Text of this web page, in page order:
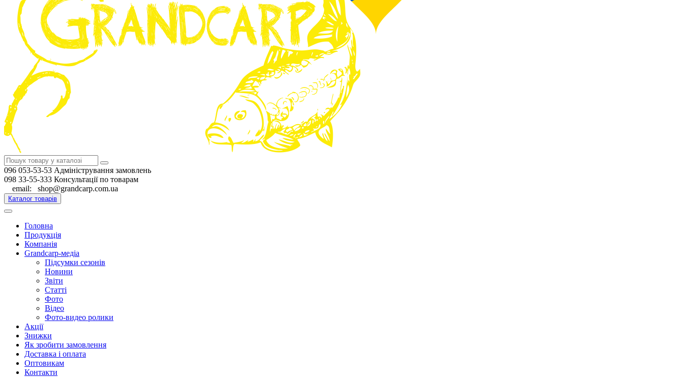
096 053-53-53 Адміністрування замовлень
098 33-55-333 Консультації по товарам
email: shop@grandcarp.com.ua
Каталог товарів
Головна
Продукція
Компанія
Grandcarp-медіа
Підсумки сезонів
Новини
Звіти
Статті
Фото
Відео
Фото-видео ролики
Акції
Знижки
Як зробити замовлення
Доставка і оплата
Оптовикам
Контакти